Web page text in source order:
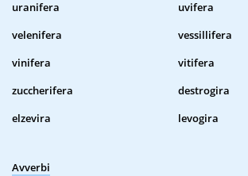
uranifera
uvifera
velenifera
vessillifera
vinifera
vitifera
zuccherifera
destrogira
elzevira
levogira
Avverbi